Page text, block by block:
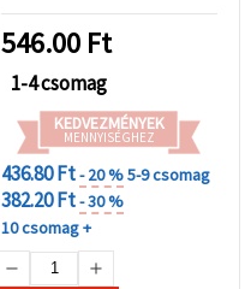
546.00 Ft
1-4 csomag
KEDVEZMÉNYEK
MENNYISÉGHEZ
436.80 Ft- 20 %5-9 csomag
382.20 Ft- 30 %
10 csomag +